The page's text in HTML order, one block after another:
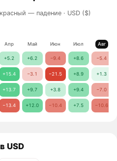
— падение · USD ($)
Апр Май Июн Июл Авг
+5.2 +6.2 −9.4 +8.6 −5.4
+15.4 −3.1 −21.5 +8.9 +1.3
+13.7 +9.7 +3.8 +9.4 −7.0
−13.4 +12.0 −10.4 +7.5 −10.6
USD